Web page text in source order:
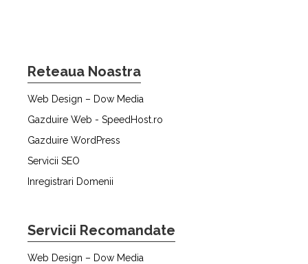
Reteaua Noastra
Web Design – Dow Media
Gazduire Web - SpeedHost.ro
Gazduire WordPress
Servicii SEO
Inregistrari Domenii
Servicii Recomandate
Web Design – Dow Media